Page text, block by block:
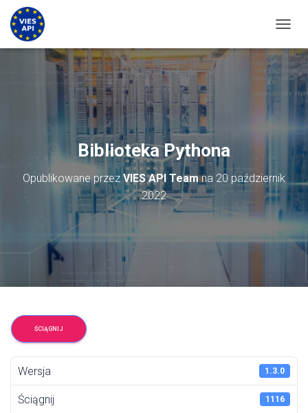
Biblioteka Pythona
Opublikowane przezVIES API Teamna 20 październik
2022
ŚCIĄGNIJ
Wersja 1.3.0
Ściągnij 1116